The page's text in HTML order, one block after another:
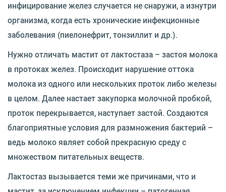
инфицирование желез случается не снаружи, а изнутри
организма, когда есть хронические инфекционные
заболевания (пиелонефрит, тонзиллит и др.).
Нужно отличать мастит от лактостаза – застоя молока
в протоках желез. Происходит нарушение оттока
молока из одного или нескольких проток либо железы
в целом. Далее настает закупорка молочной пробкой,
проток перекрывается, наступает застой. Создаются
благоприятные условия для размножения бактерий –
ведь молоко являет собой прекрасную среду с
множеством питательных веществ.
Лактостаз вызывается теми же причинами, что и